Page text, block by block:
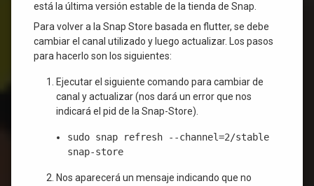
está la última versión estable de la tienda de Snap.
Para volver a la Snap Store basada en flutter, se debe
cambiar el canal utilizado y luego actualizar. Los pasos
para hacerlo son los siguientes:
Ejecutar el siguiente comando para cambiar de
canal y actualizar (nos dará un error que nos
indicará el pid de la Snap-Store).
sudo snap refresh --channel=2/stable
snap-store
Nos aparecerá un mensaje indicando que no